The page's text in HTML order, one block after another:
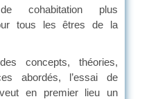
cohabitation plus
tous les êtres de la
concepts, théories,
abordés, l’essai de
en premier lieu un